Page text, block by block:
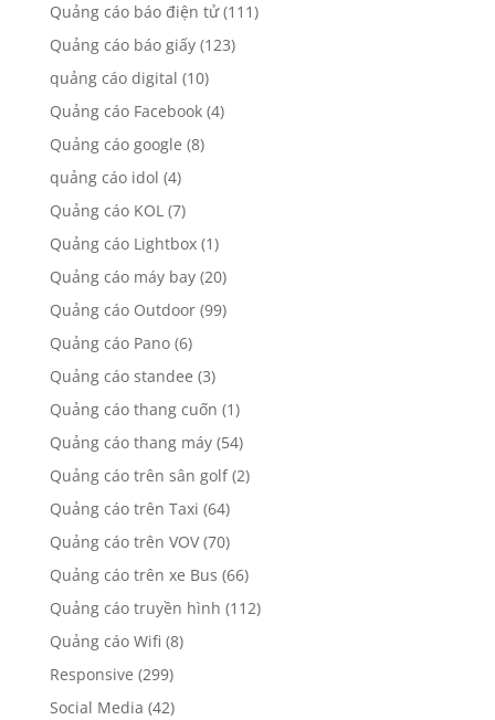
Quảng cáo báo điện tử(111)
Quảng cáo báo giấy(123)
quảng cáo digital (10)
Quảng cáo Facebook(4)
Quảng cáo google (8)
quảng cáo idol (4)
Quảng cáo KOL(7)
Quảng cáo Lightbox(1)
Quảng cáo máy bay(20)
Quảng cáo Outdoor(99)
Quảng cáo Pano(6)
Quảng cáo standee (3)
Quảng cáo thang cuốn (1)
Quảng cáo thang máy(54)
Quảng cáo trên sân golf(2)
Quảng cáo trên Taxi (64)
Quảng cáo trên VOV(70)
Quảng cáo trên xe Bus (66)
Quảng cáo truyền hình (112)
Quảng cáo Wifi (8)
Responsive (299)
Social Media (42)